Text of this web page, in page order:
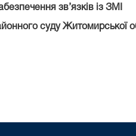
зв’язків із ЗМІ
суду Житомирської